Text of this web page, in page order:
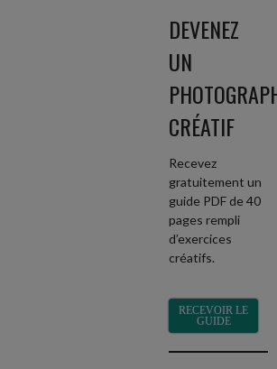
DEVENEZ
UN
CRÉATIF
Recevez
gratuitement un
guide PDF de 40
pages rempli
d’exercices
créatifs.
RECEVOIR LE
GUIDE